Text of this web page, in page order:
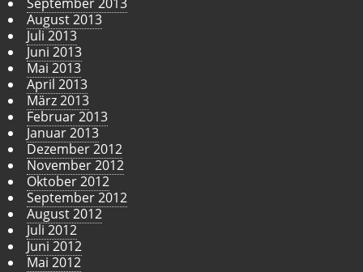
August 2013
Juli 2013
Juni 2013
Mai 2013
April 2013
März 2013
Februar 2013
Januar 2013
Dezember 2012
November 2012
Oktober 2012
September 2012
August 2012
Juli 2012
Juni 2012
Mai 2012